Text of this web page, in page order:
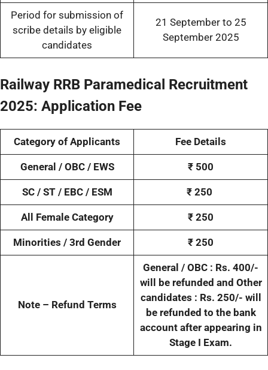
Period for submission of
scribe details by eligible
candidates
21 September to 25
September 2025
Railway RRB Paramedical Recruitment
2025: Application Fee
Category of Applicants Fee Details
General / OBC / EWS ₹ 500
SC / ST / EBC / ESM ₹ 250
All Female Category ₹ 250
Minorities / 3rd Gender ₹ 250
Note – Refund Terms
General / OBC : Rs. 400/-
will be refunded and Other
candidates : Rs. 250/- will
be refunded to the bank
account after appearing in
Stage I Exam.